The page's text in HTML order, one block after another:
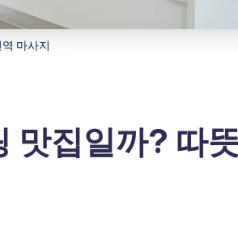
마사지
맛집일까? 따